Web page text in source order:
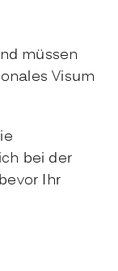
müssen
Visum
bei der
Ihr